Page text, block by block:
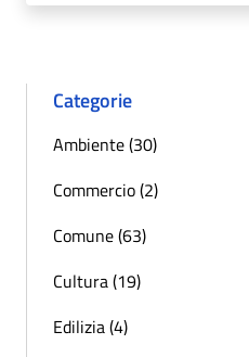
Categorie
Ambiente (30)
Commercio (2)
Comune (63)
Cultura (19)
Edilizia (4)